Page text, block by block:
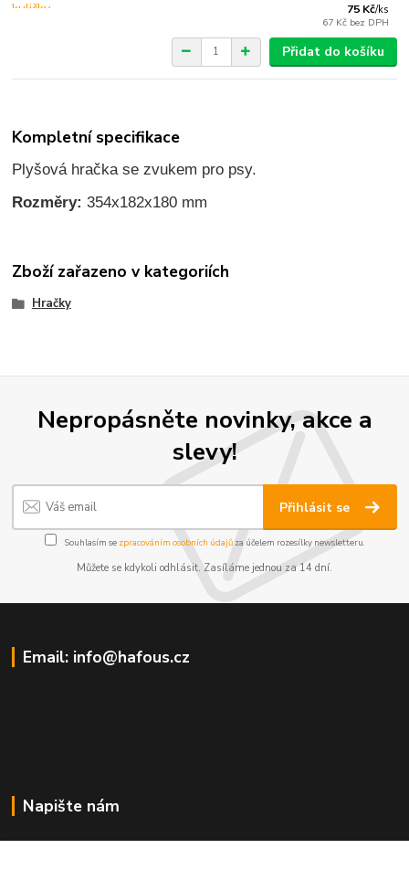
75 Kč/ks
67 Kč bez DPH
Přidat do košíku
Kompletní specifikace
Plyšová hračka se zvukem pro psy.
Rozměry: 354x182x180 mm
Zboží zařazeno v kategoriích
Hračky
Nepropásněte novinky, akce a
slevy!
Přihlásit se
Souhlasím se zpracováním osobních údajůza účelem rozesílky newsletteru.
Můžete se kdykoli odhlásit. Zasíláme jednou za 14 dní.
Email: info@hafous.cz
Napište nám